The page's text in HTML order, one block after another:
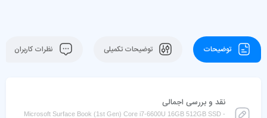
توضیحات توضیحات تکمیلی نظرات کاربران
نقد و بررسی اجمالی
Microsoft Surface Book (1st Gen) Core i7-6600U 16GB 512GB SSD -